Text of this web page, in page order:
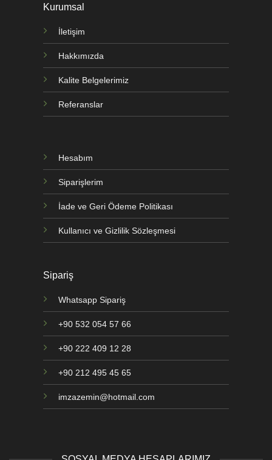
Kurumsal
İletişim
Hakkımızda
Kalite Belgelerimiz
Referanslar
Hesabım
Siparişlerim
İade ve Geri Ödeme Politikası
Kullanıcı ve Gizlilik Sözleşmesi
Sipariş
Whatsapp Sipariş
+90 532 054 57 66
+90 222 409 12 28
+90 212 495 45 65
imzazemin@hotmail.com